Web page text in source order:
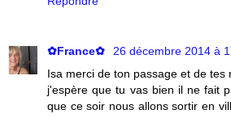
✿France✿
26 décembre 2014 à
Isa merci de ton passage et de tes
j'espère que tu vas bien il ne fait
que ce soir nous allons sortir en